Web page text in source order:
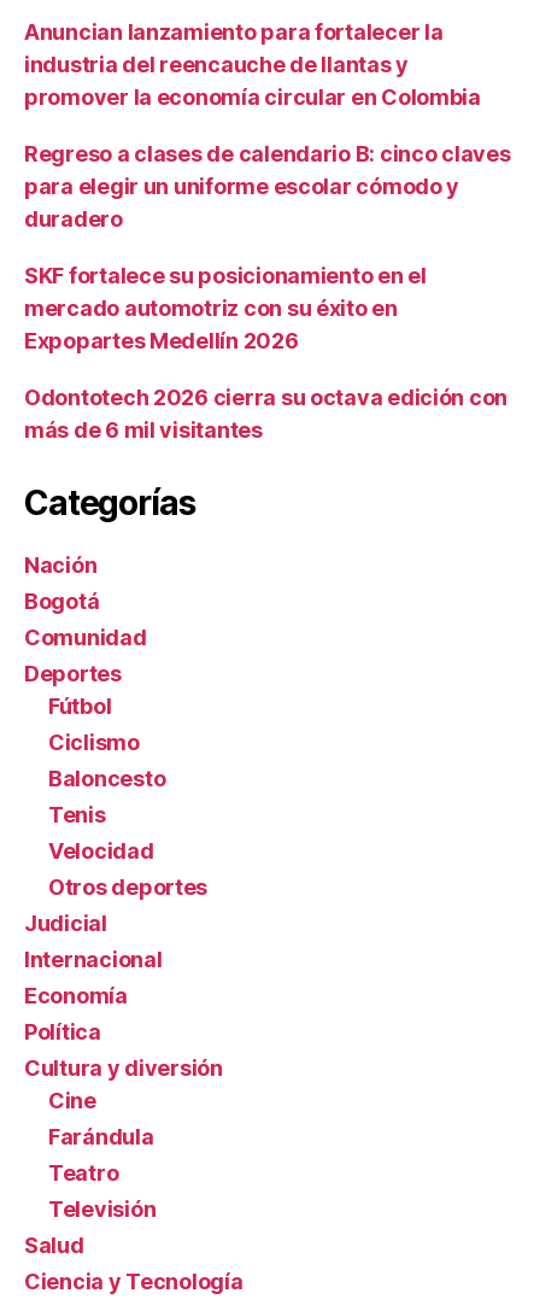
Anuncian lanzamiento para fortalecer la
industria del reencauche de llantas y
promover la economía circular en Colombia
Regreso a clases de calendario B: cinco claves
para elegir un uniforme escolar cómodo y
duradero
SKF fortalece su posicionamiento en el
mercado automotriz con su éxito en
Expopartes Medellín 2026
Odontotech 2026 cierra su octava edición con
más de 6 mil visitantes
Categorías
Nación
Bogotá
Comunidad
Deportes
Fútbol
Ciclismo
Baloncesto
Tenis
Velocidad
Otros deportes
Judicial
Internacional
Economía
Política
Cultura y diversión
Cine
Farándula
Teatro
Televisión
Salud
Ciencia y Tecnología